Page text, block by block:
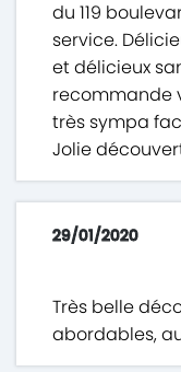
du 119
service.
et délicieux
recommande
très sympa
Jolie
29/01/2020
Très belle
abordables,